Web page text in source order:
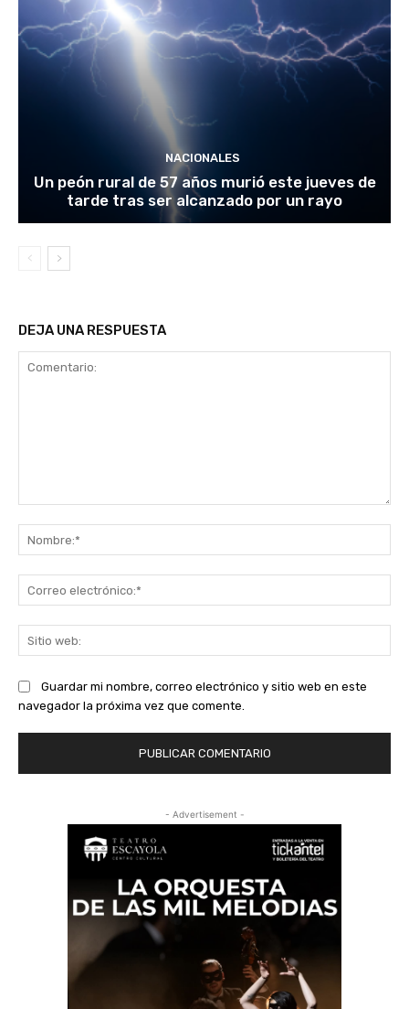
NACIONALES
Un peón rural de 57 años murió este jueves de
tarde tras ser alcanzado por un rayo
DEJA UNA RESPUESTA
Guardar mi nombre, correo electrónico y sitio web en este
navegador la próxima vez que comente.
- Advertisement -